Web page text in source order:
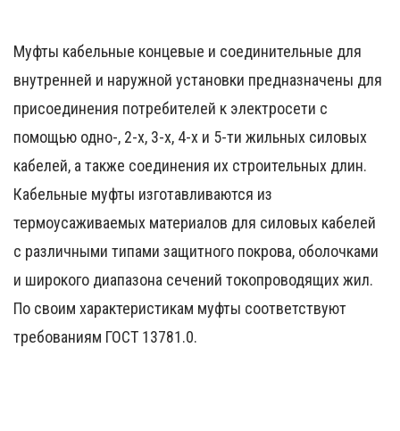
Муфты кабельные концевые и соединительные для
внутренней и наружной установки предназначены для
присоединения потребителей к электросети с
помощью одно-, 2-х, 3-х, 4-х и 5-ти жильных силовых
кабелей, а также соединения их строительных длин.
Кабельные муфты изготавливаются из
термоусаживаемых материалов для силовых кабелей
с различными типами защитного покрова, оболочками
и широкого диапазона сечений токопроводящих жил.
По своим характеристикам муфты соответствуют
требованиям ГОСТ 13781.0.